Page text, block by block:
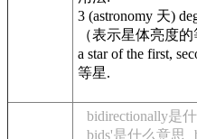
3 (astronomy 天)
（表示星体亮度
a star of the first,
等星.
bidirectionally是
bids'是什么意思